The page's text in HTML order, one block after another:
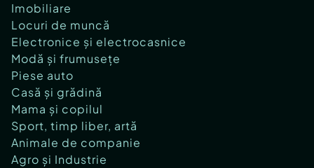
Imobiliare
Locuri de muncă
Electronice și electrocasnice
Modă și frumusețe
Piese auto
Casă și grădină
Mama și copilul
Sport, timp liber, artă
Animale de companie
Agro și Industrie